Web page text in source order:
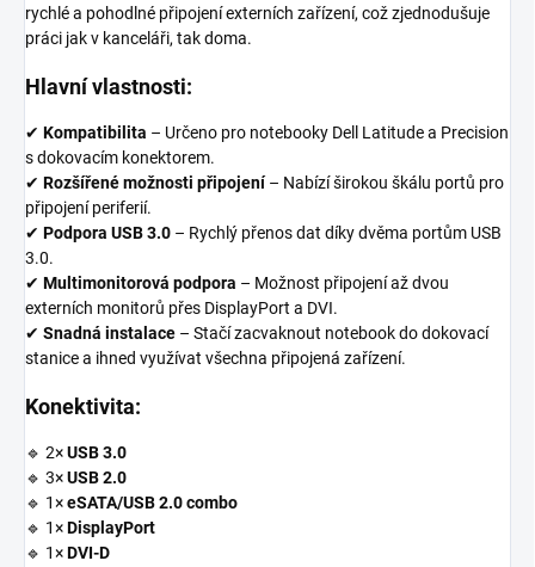
rychlé a pohodlné připojení externích zařízení, což zjednodušuje
práci jak v kanceláři, tak doma.
Hlavní vlastnosti:
✔ Kompatibilita – Určeno pro notebooky Dell Latitude a Precision
s dokovacím konektorem.
✔ Rozšířené možnosti připojení– Nabízí širokou škálu portů pro
připojení periferií.
✔ Podpora USB 3.0 – Rychlý přenos dat díky dvěma portům USB
3.0.
✔ Multimonitorová podpora – Možnost připojení až dvou
externích monitorů přes DisplayPort a DVI.
✔ Snadná instalace – Stačí zacvaknout notebook do dokovací
stanice a ihned využívat všechna připojená zařízení.
Konektivita:
🔹 2×USB 3.0
🔹 3×USB 2.0
🔹 1×eSATA/USB 2.0 combo
🔹 1×DisplayPort
🔹 1×DVI-D